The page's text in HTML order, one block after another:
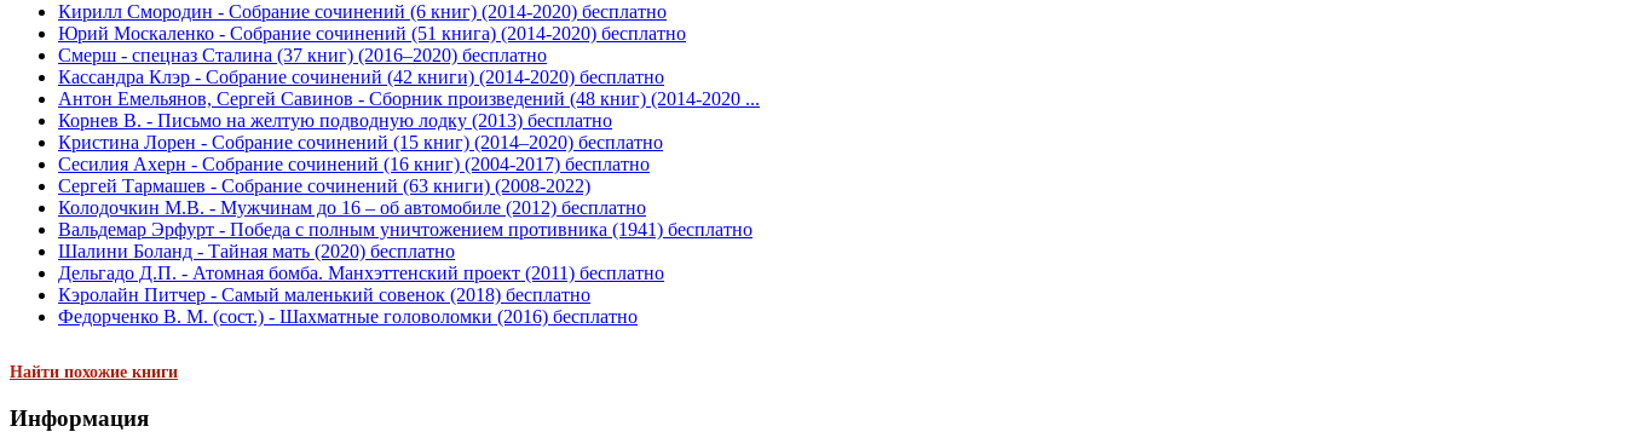
Кирилл Смородин - Собрание сочинений (6 книг) (2014-2020) бесплатно
Юрий Москаленко - Собрание сочинений (51 книга) (2014-2020) бесплатно
Смерш - спецназ Сталина (37 книг) (2016–2020) бесплатно
Кассандра Клэр - Собрание сочинений (42 книги) (2014-2020) бесплатно
Антон Емельянов, Сергей Савинов - Сборник произведений (48 книг) (2014-2020 ...
Корнев В. - Письмо на желтую подводную лодку (2013) бесплатно
Кристина Лорен - Собрание сочинений (15 книг) (2014–2020) бесплатно
Сесилия Ахерн - Собрание сочинений (16 книг) (2004-2017) бесплатно
Сергей Тармашев - Собрание сочинений (63 книги) (2008-2022)
Колодочкин М.В. - Мужчинам до 16 – об автомобиле (2012) бесплатно
Вальдемар Эрфурт - Победа с полным уничтожением противника (1941) бесплатно
Шалини Боланд - Тайная мать (2020) бесплатно
Дельгадо Д.П. - Атомная бомба. Манхэттенский проект (2011) бесплатно
Кэролайн Питчер - Самый маленький совенок (2018) бесплатно
Федорченко В. М. (сост.) - Шахматные головоломки (2016) бесплатно
Найти похожие книги
Информация